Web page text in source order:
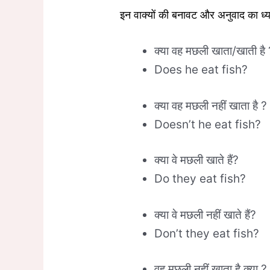
इन वाक्यों की बनावट और अनुवाद का
क्या वह मछली खाता/खाती है
Does he eat fish?
क्या वह मछली नहीं खाता है ?
Doesn’t he eat fish?
क्या वे मछली खाते हैं?
Do they eat fish?
क्या वे मछली नहीं खाते हैं?
Don’t they eat fish?